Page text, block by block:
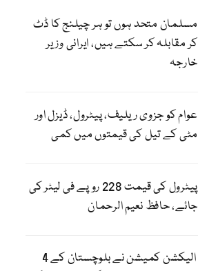
مسلمان متحد ہوں تو ہر چیلنج کا ڈٹ
کر مقابلہ کر سکتے ہیں، ایرانی وزیر
خارجہ
عوام کو جزوی ریلیف، پیٹرول، ڈیزل اور
مٹی کے تیل کی قیمتوں میں کمی
پیٹرول کی قیمت 228 روپے فی لیٹر کی
جائے، حافظ نعیم الرحمان
الیکشن کمیشن نے بلوچستان کے 4